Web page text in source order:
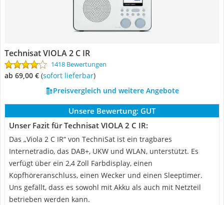
Technisat VIOLA 2 C IR
1418 Bewertungen
ab 69,00 € ( Sofort lieferbar)
Preisvergleich und weitere Angebote
Unsere Bewertung: GUT
Unser Fazit für Technisat VIOLA 2 C IR:
Das „Viola 2 C IR“ von TechniSat ist ein tragbares
Internetradio, das DAB+, UKW und WLAN, unterstützt. Es
verfügt über ein 2,4 Zoll Farbdisplay, einen
Kopfhöreranschluss, einen Wecker und einen Sleeptimer.
Uns gefällt, dass es sowohl mit Akku als auch mit Netzteil
betrieben werden kann.